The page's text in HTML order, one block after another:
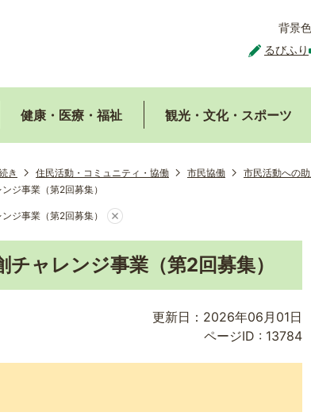
背景
るびふり
健康・医療・福祉 観光・文化・スポーツ
き 住民活動・コミュニティ・協働 市民協働 市民活動への
ジ事業（第2回募集）
ジ事業（第2回募集）
チャレンジ事業（第2回募集）
更新日：2026年06月01日
ページID : 13784